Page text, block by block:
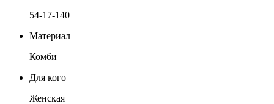
54-17-140
Материал
Комби
Для кого
Женская